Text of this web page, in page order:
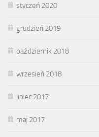
styczeń 2020
grudzień 2019
październik 2018
wrzesień 2018
lipiec 2017
maj 2017